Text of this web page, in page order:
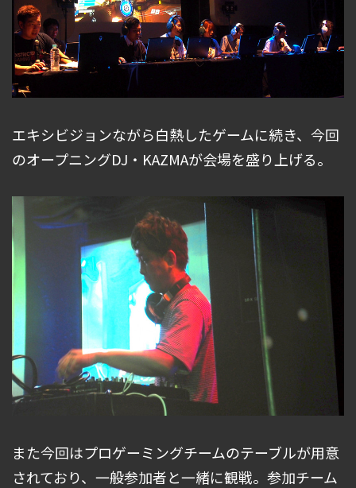
エキシビジョンながら白熱したゲームに続き、今回
のオープニングDJ・KAZMAが会場を盛り上げる。
また今回はプロゲーミングチームのテーブルが用意
されており、一般参加者と一緒に観戦。参加チーム